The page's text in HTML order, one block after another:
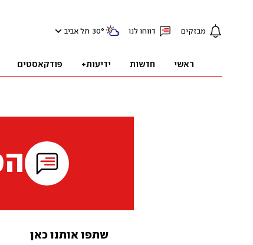
מבזקים דווחו לנו 30° תל אביב
ראשי חדשות ידיעות+ פודקאסטים
שתפו אותנו כאן